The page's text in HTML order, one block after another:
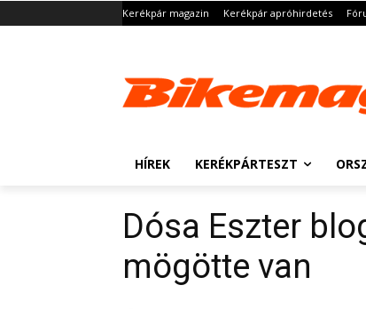
Kerékpár magazin Kerékpár apróhirdetés
HÍREK KERÉKPÁRTESZT
Dósa Eszter
mögötte van